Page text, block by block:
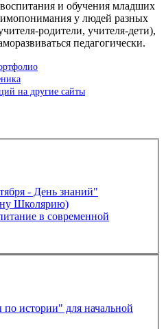
и обучения младших
у людей разных
родители, учителя-дети),
педагогически.
на другие сайты
- День знаний"
Школярию)
в современной
по истории" для начальной